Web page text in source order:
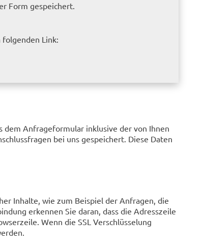
Form gespeichert.
folgenden Link:
dem Anfrageformular inklusive der von Ihnen
bei uns gespeichert. Diese Daten
Inhalte, wie zum Beispiel der Anfragen, die
erkennen Sie daran, dass die Adresszeile
Wenn die SSL Verschlüsselung